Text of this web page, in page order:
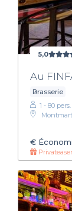
5,0
Au
Brasserie
1 - 80 pers.
€